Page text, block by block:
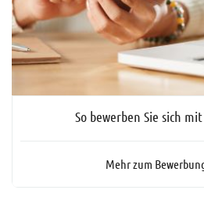
So bewerben Sie sich
Mehr zum